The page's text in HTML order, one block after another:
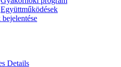
Együttműködések
bejelentése
Details